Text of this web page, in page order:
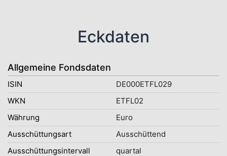
Eckdaten
Allgemeine Fondsdaten
ISIN
DE000ETFL029
WKN
ETFL02
Währung
Euro
Ausschüttungsart
Ausschüttend
Ausschüttungsintervall
quartal